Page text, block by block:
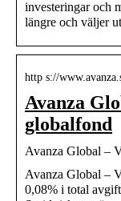
investeringar och
längre och väljer
http s://
Avanza
globalfond
Avanza Global –
Avanza Global –
0,08% i total avgift